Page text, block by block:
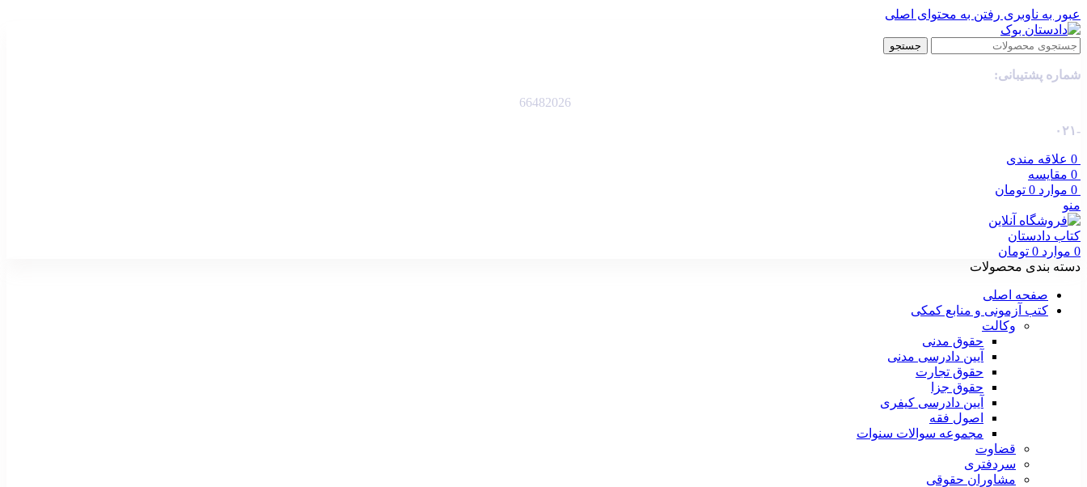
عبور به ناوبری رفتن به محتوای اصلی
جستجو
شماره پشتیبانی:
66482026
-۰۲۱
0 علاقه مندی
0 مقایسه
0 موارد 0 تومان
منو
0 موارد 0 تومان
دسته بندی محصولات
صفحه اصلی
کتب آزمونی و منابع کمکی
وکالت
حقوق مدنی
آیین دادرسی مدنی
حقوق تجارت
حقوق جزا
آیین دادرسی کیفری
اصول فقه
مجموعه سوالات سنوات
قضاوت
سردفتری
مشاوران حقوقی